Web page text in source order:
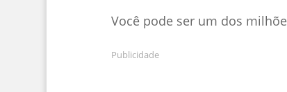
Você pode ser um dos
Publicidade